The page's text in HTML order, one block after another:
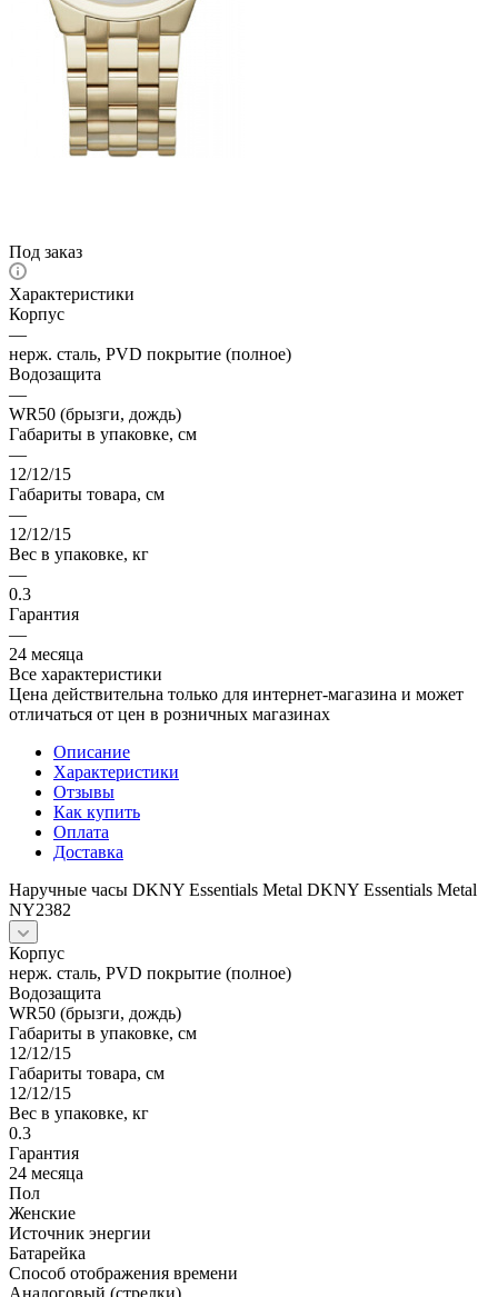
Под заказ
Характеристики
Корпус
—
нерж. сталь, PVD покрытие (полное)
Водозащита
—
WR50 (брызги, дождь)
Габариты в упаковке, см
—
12/12/15
Габариты товара, см
—
12/12/15
Вес в упаковке, кг
—
0.3
Гарантия
—
24 месяца
Все характеристики
Цена действительна только для интернет-магазина и может
отличаться от цен в розничных магазинах
Описание
Характеристики
Отзывы
Как купить
Оплата
Доставка
Наручные часы DKNY Essentials Metal DKNY Essentials Metal
NY2382
Корпус
нерж. сталь, PVD покрытие (полное)
Водозащита
WR50 (брызги, дождь)
Габариты в упаковке, см
12/12/15
Габариты товара, см
12/12/15
Вес в упаковке, кг
0.3
Гарантия
24 месяца
Пол
Женские
Источник энергии
Батарейка
Способ отображения времени
Аналоговый (стрелки)